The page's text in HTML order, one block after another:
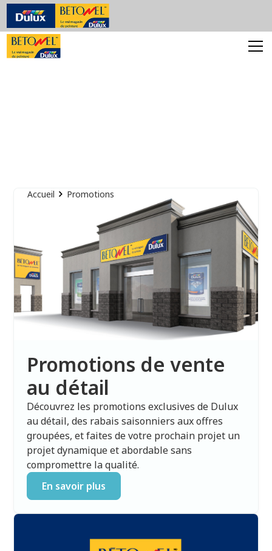
Accueil Promotions
Promotions de vente
au détail
Découvrez les promotions exclusives de Dulux
au détail, des rabais saisonniers aux offres
groupées, et faites de votre prochain projet un
projet dynamique et abordable sans
compromettre la qualité.
En savoir plus